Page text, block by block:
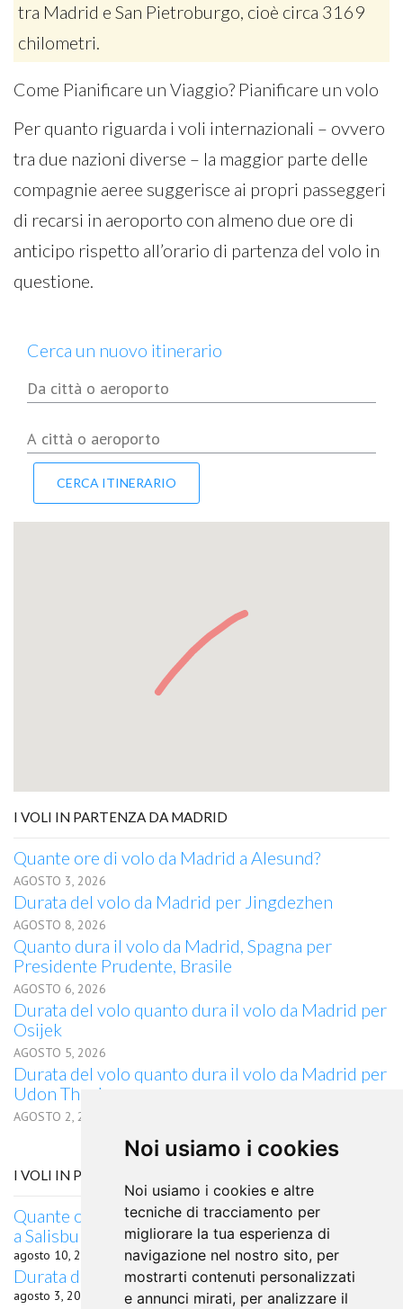
Noi usiamo i cookies
Noi usiamo i cookies e altre
tecniche di tracciamento per
migliorare la tua esperienza di
navigazione nel nostro sito, per
mostrarti contenuti personalizzati
e annunci mirati, per analizzare il
tra Madrid e San Pietroburgo, cioè circa 3169
chilometri.
Come Pianificare un Viaggio? Pianificare un volo
Per quanto riguarda i voli internazionali – ovvero
tra due nazioni diverse – la maggior parte delle
compagnie aeree suggerisce ai propri passeggeri
di recarsi in aeroporto con almeno due ore di
anticipo rispetto all’orario di partenza del volo in
questione.
Cerca un nuovo itinerario
I VOLI IN PARTENZA DA MADRID
Quante ore di volo da Madrid a Alesund?
AGOSTO 3, 2026
Durata del volo da Madrid per Jingdezhen
AGOSTO 8, 2026
Quanto dura il volo da Madrid, Spagna per
Presidente Prudente, Brasile
AGOSTO 6, 2026
Durata del volo quanto dura il volo da Madrid per
Osijek
AGOSTO 5, 2026
Durata del volo quanto dura il volo da Madrid per
Udon Thani
AGOSTO 2, 2026
I VOLI IN PARTENZA DA SAN PIETROBURGO
Quante ore di volo occorrono da San Pietroburgo
a Salisburgo?
agosto 10, 2026
Durata del volo da San Pietroburgo per Istanbul
agosto 3, 2026